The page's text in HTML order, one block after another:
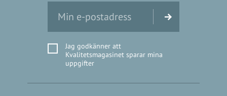
Jag godkänner att
Kvalitetsmagasinet sparar mina
uppgifter